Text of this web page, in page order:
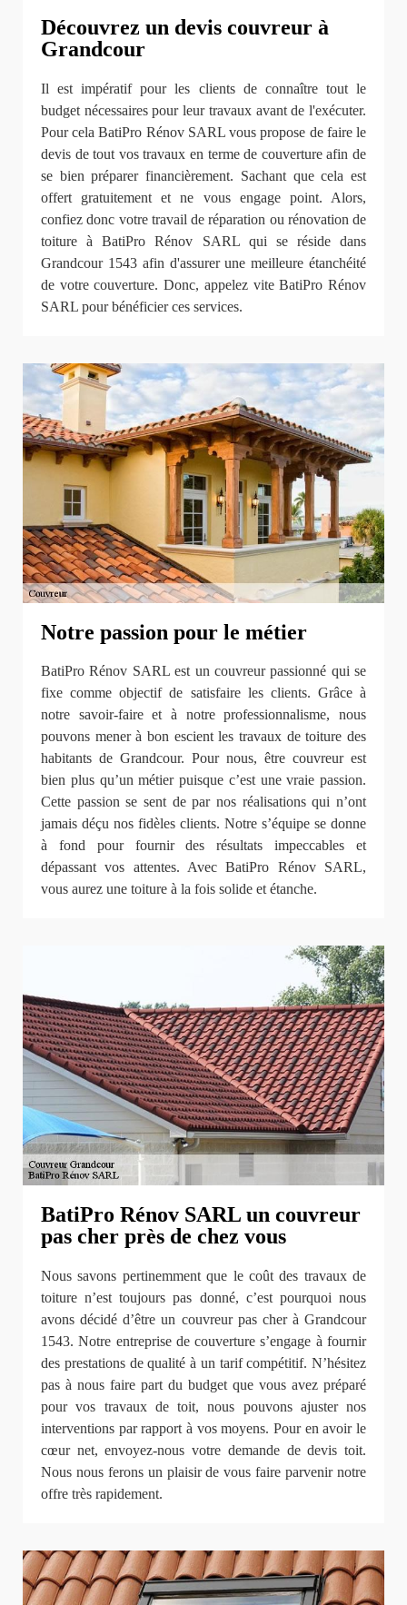
Découvrez un devis couvreur à
Grandcour
Il est impératif pour les clients de connaître tout le
budget nécessaires pour leur travaux avant de l'exécuter.
Pour cela BatiPro Rénov SARL vous propose de faire le
devis de tout vos travaux en terme de couverture afin de
se bien préparer financièrement. Sachant que cela est
offert gratuitement et ne vous engage point. Alors,
confiez donc votre travail de réparation ou rénovation de
toiture à BatiPro Rénov SARL qui se réside dans
Grandcour 1543 afin d'assurer une meilleure étanchéité
de votre couverture. Donc, appelez vite BatiPro Rénov
SARL pour bénéficier ces services.
Notre passion pour le métier
BatiPro Rénov SARL est un couvreur passionné qui se
fixe comme objectif de satisfaire les clients. Grâce à
notre savoir-faire et à notre professionnalisme, nous
pouvons mener à bon escient les travaux de toiture des
habitants de Grandcour. Pour nous, être couvreur est
bien plus qu’un métier puisque c’est une vraie passion.
Cette passion se sent de par nos réalisations qui n’ont
jamais déçu nos fidèles clients. Notre s’équipe se donne
à fond pour fournir des résultats impeccables et
dépassant vos attentes. Avec BatiPro Rénov SARL,
vous aurez une toiture à la fois solide et étanche.
BatiPro Rénov SARL un couvreur
pas cher près de chez vous
Nous savons pertinemment que le coût des travaux de
toiture n’est toujours pas donné, c’est pourquoi nous
avons décidé d’être un couvreur pas cher à Grandcour
1543. Notre entreprise de couverture s’engage à fournir
des prestations de qualité à un tarif compétitif. N’hésitez
pas à nous faire part du budget que vous avez préparé
pour vos travaux de toit, nous pouvons ajuster nos
interventions par rapport à vos moyens. Pour en avoir le
cœur net, envoyez-nous votre demande de devis toit.
Nous nous ferons un plaisir de vous faire parvenir notre
offre très rapidement.